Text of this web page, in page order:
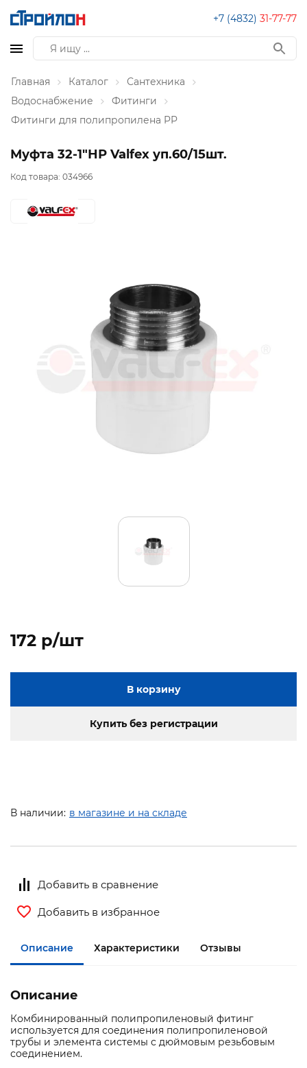
+7 (4832) 31-77-77
Главная Каталог
Сантехника
Водоснабжение
Фитинги
Фитинги для полипропилена PP
Муфта 32-1"НР Valfex уп.60/15шт.
Код товара: 034966
172 p/шт
В корзину
Купить без регистрации
В наличии: в магазине и на складе
Добавить в сравнение
Добавить в избранное
Описание Характеристики Отзывы
Описание
Комбинированный полипропиленовый фитинг
используется для соединения полипропиленовой
трубы и элемента системы с дюймовым резьбовым
соединением.